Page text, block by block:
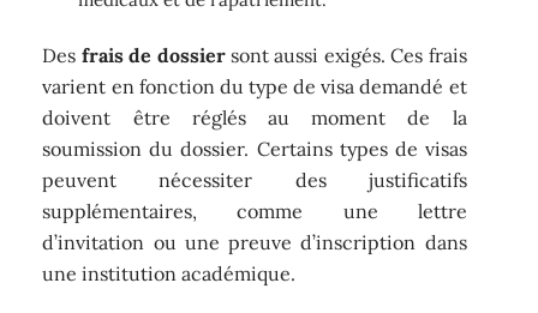
Des frais de dossiersont aussi exigés. Ces frais
varient en fonction du type de visa demandé et
doivent être réglés au moment de la
soumission du dossier. Certains types de visas
peuvent nécessiter des justificatifs
supplémentaires, comme une lettre
d’invitation ou une preuve d’inscription dans
une institution académique.